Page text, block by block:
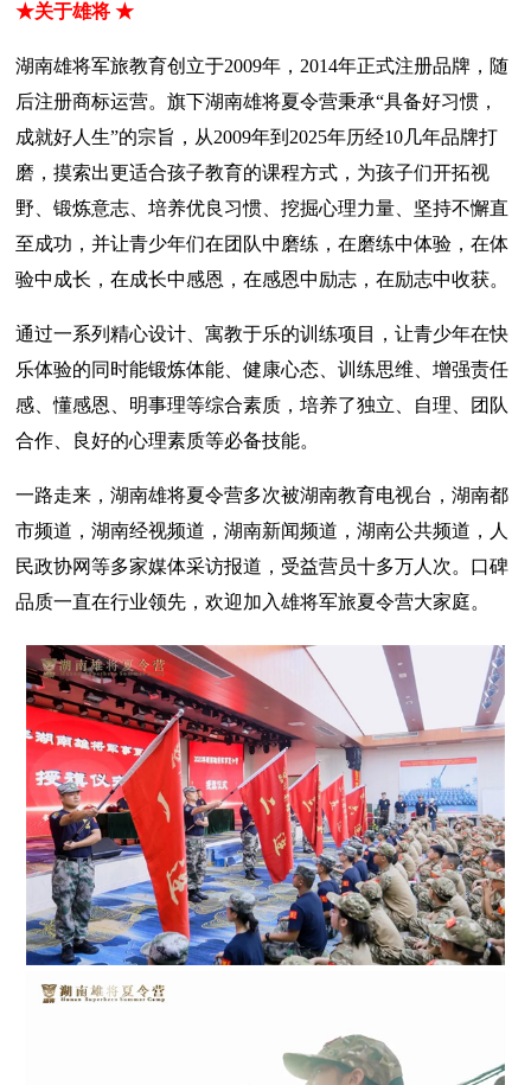
★关于雄将 ★
湖南雄将军旅教育创立于2009年，2014年正式注册品牌，随
后注册商标运营。旗下湖南雄将夏令营秉承“具备好习惯，
成就好人生”的宗旨，从2009年到2025年历经10几年品牌打
磨，摸索出更适合孩子教育的课程方式，为孩子们开拓视
野、锻炼意志、培养优良习惯、挖掘心理力量、坚持不懈直
至成功，并让青少年们在团队中磨练，在磨练中体验，在体
验中成长，在成长中感恩，在感恩中励志，在励志中收获。
通过一系列精心设计、寓教于乐的训练项目，让青少年在快
乐体验的同时能锻炼体能、健康心态、训练思维、增强责任
感、懂感恩、明事理等综合素质，培养了独立、自理、团队
合作、良好的心理素质等必备技能。
一路走来，湖南雄将夏令营多次被湖南教育电视台，湖南都
市频道，湖南经视频道，湖南新闻频道，湖南公共频道，人
民政协网等多家媒体采访报道，受益营员十多万人次。口碑
品质一直在行业领先，欢迎加入雄将军旅夏令营大家庭。